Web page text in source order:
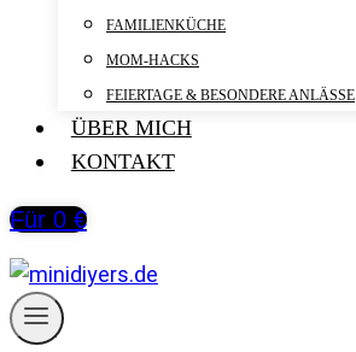
FAMILIENKÜCHE
MOM-HACKS
FEIERTAGE & BESONDERE ANLÄSSE
ÜBER MICH
KONTAKT
Für 0 €